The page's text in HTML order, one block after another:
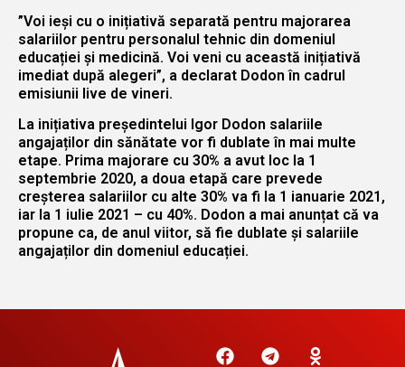
”Voi ieși cu o inițiativă separată pentru majorarea
salariilor pentru personalul tehnic din domeniul
educației și medicină. Voi veni cu această inițiativă
imediat după alegeri”, a declarat Dodon în cadrul
emisiunii live de vineri.
La inițiativa președintelui Igor Dodon salariile
angajaților din sănătate vor fi dublate în mai multe
etape. Prima majorare cu 30% a avut loc la 1
septembrie 2020, a doua etapă care prevede
creșterea salariilor cu alte 30% va fi la 1 ianuarie 2021,
iar la 1 iulie 2021 – cu 40%. Dodon a mai anunțat că va
propune ca, de anul viitor, să fie dublate și salariile
angajaților din domeniul educației.